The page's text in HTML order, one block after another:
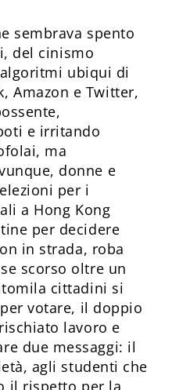
sembrava spento
del cinismo
ubiqui di
Amazon e Twitter,
e irritando
ma
donne e
per i
a Hong Kong
per decidere
in strada, roba
scorso oltre un
cittadini si
votare, il doppio
lavoro e
due messaggi: il
agli studenti che
il rispetto per la